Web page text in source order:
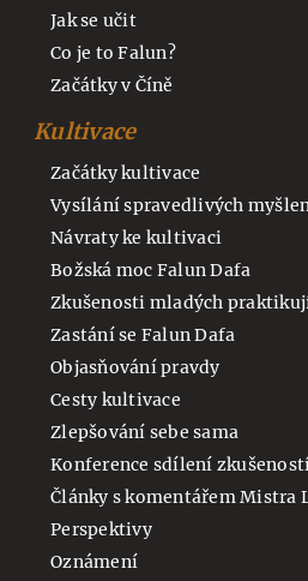
Jak se učit
Co je to Falun?
Začátky v Číně
Kultivace
Začátky kultivace
Vysílání spravedlivých
Návraty ke kultivaci
Božská moc Falun Dafa
Zkušenosti mladých
Zastání se Falun Dafa
Objasňování pravdy
Cesty kultivace
Zlepšování sebe sama
Konference sdílení
Články s komentářem Mistra
Perspektivy
Oznámení